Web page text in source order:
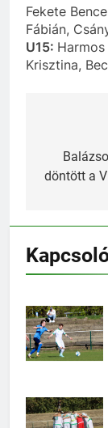
Fekete
Fábián,
U15:
Krisztina,
döntött a